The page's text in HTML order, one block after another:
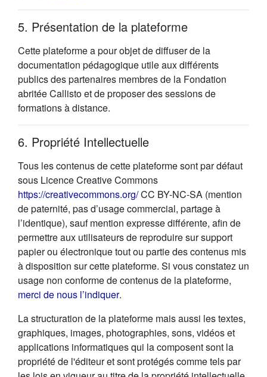
5. Présentation de la plateforme
Cette plateforme a pour objet de diffuser de la
documentation pédagogique utile aux différents
publics des partenaires membres de la Fondation
abritée Callisto et de proposer des sessions de
formations à distance.
6. Propriété Intellectuelle
Tous les contenus de cette plateforme sont par défaut
sous Licence Creative Commons
https://creativecommons.org/(s'ouvre dans un nouvel
CC BY-NC-SA (mention
de paternité, pas d’usage commercial, partage à
l’identique), sauf mention expresse différente, afin de
permettre aux utilisateurs de reproduire sur support
papier ou électronique tout ou partie des contenus mis
à disposition sur cette plateforme. Si vous constatez un
usage non conforme de contenus de la plateforme,
merci de nous l’indiquer(s'ouvre dans un nouvel onglet)
.
La structuration de la plateforme mais aussi les textes,
graphiques, images, photographies, sons, vidéos et
applications informatiques qui la composent sont la
propriété de l'éditeur et sont protégés comme tels par